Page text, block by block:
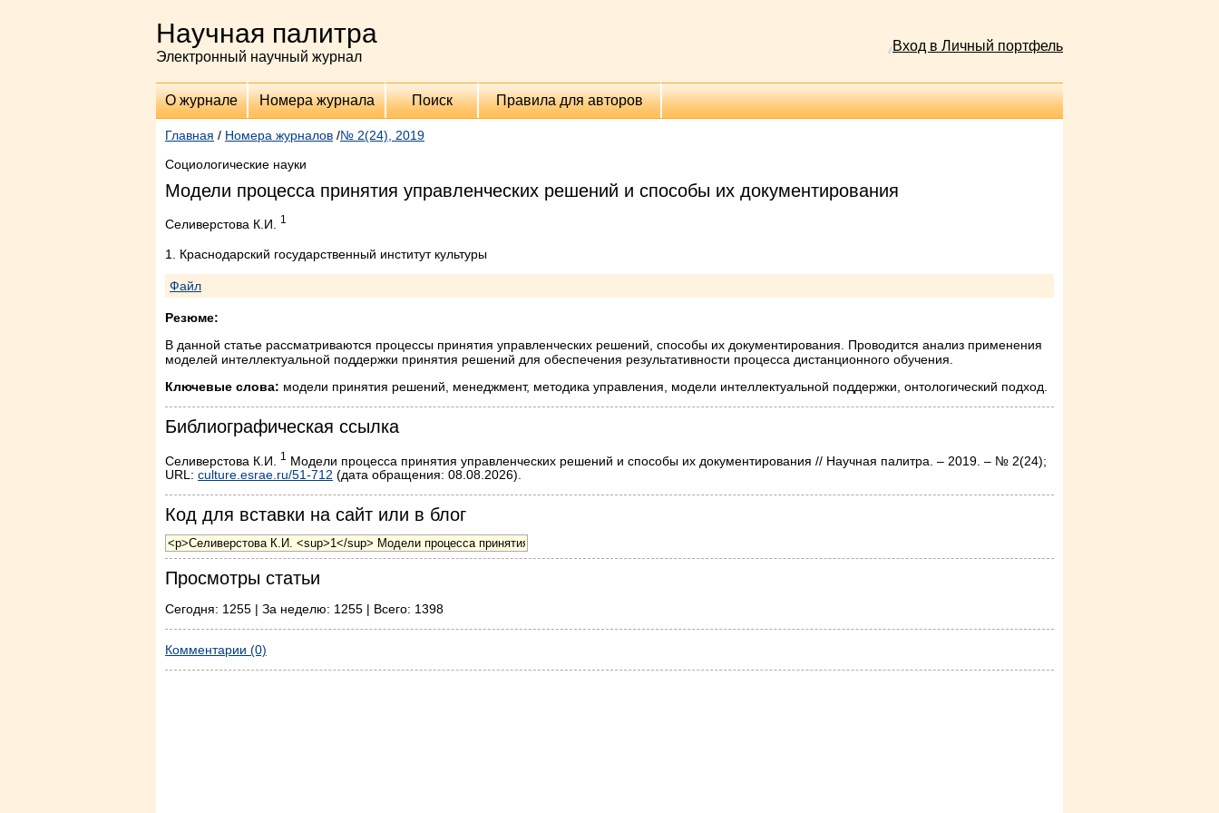
Научная палитра
Электронный научный журнал
Вход в Личный портфель
О журнале Номера журнала Поиск Правила для авторов
Главная / Номера журналов /№ 2(24), 2019
Социологические науки
Модели процесса принятия управленческих решений и способы их документирования
Cеливерстова К.И. 1
1. Краснодарский государственный институт культуры
Файл
Резюме:
В данной статье рассматриваются процессы принятия управленческих решений, способы их документирования. Проводится анализ применения
моделей интеллектуальной поддержки принятия решений для обеспечения результативности процесса дистанционного обучения.
Ключевые слова: модели принятия решений, менеджмент, методика управления, модели интеллектуальной поддержки, онтологический подход.
Библиографическая ссылка
Cеливерстова К.И. 1
Модели процесса принятия управленческих решений и способы их документирования // Научная палитра. – 2019. – № 2(24);
URL: culture.esrae.ru/51-712 (дата обращения: 08.08.2026).
Код для вставки на сайт или в блог
Просмотры статьи
Сегодня: 1255 | За неделю: 1255 | Всего: 1398
Комментарии (0)